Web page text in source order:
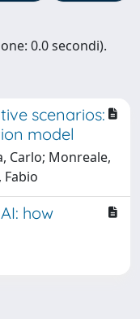
0.0 secondi).
scenarios:
model
Carlo; Monreale,
Fabio
how